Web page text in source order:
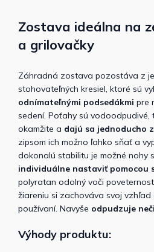
Zostava ideálna na
a grilovačky
Záhradná zostava pozostáva z
stohovateľných kresiel, ktoré sú
odnímateľnými podsedákmi pre
sedení. Poťahy sú vodoodpudivé,
okamžite a dajú sa jednoducho
zipsom ich možno ľahko sňať a
dokonalú stabilitu je možné nohy
individuálne nastaviť pomocou
polyratan odolný voči
žiareniu si zachováva svoj
používaní. Navyše odpudzuje
Výhody produktu: